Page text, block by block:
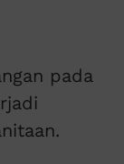
pada